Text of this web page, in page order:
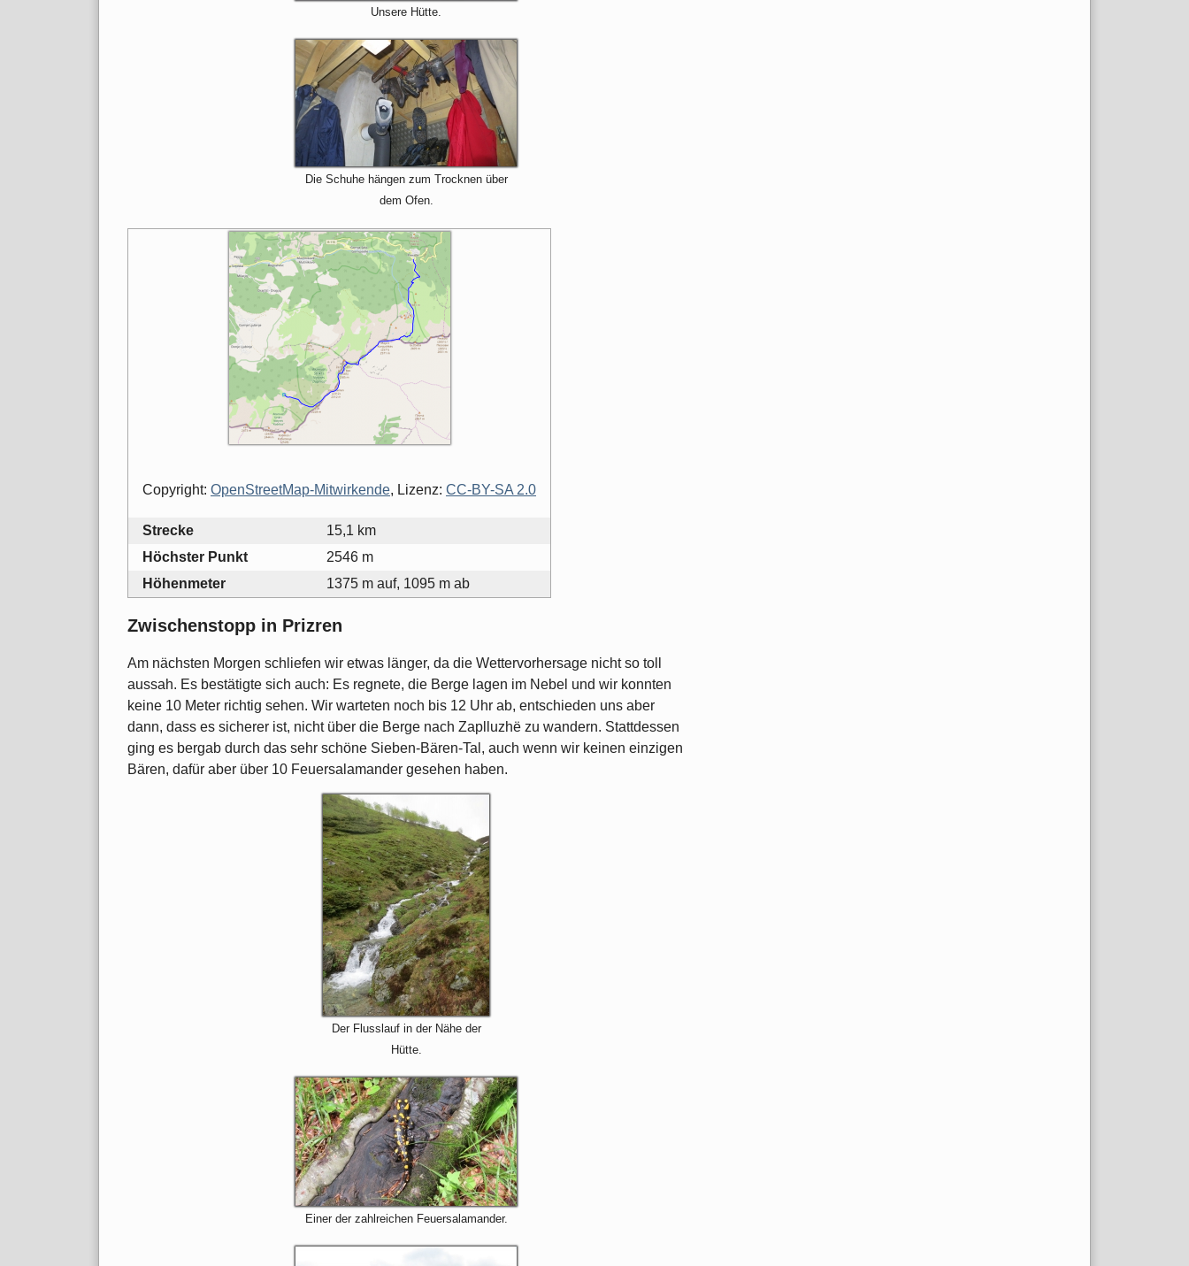
Unsere Hütte.
Die Schuhe hängen zum Trocknen über
dem Ofen.
Copyright: OpenStreetMap-Mitwirkende, Lizenz: CC-BY-SA 2.0
Strecke
15,1 km
Höchster Punkt
2546 m
Höhenmeter
1375 m auf, 1095 m ab
Zwischenstopp in Prizren
Am nächsten Morgen schliefen wir etwas länger, da die Wettervorhersage nicht so toll
aussah. Es bestätigte sich auch: Es regnete, die Berge lagen im Nebel und wir konnten
keine 10 Meter richtig sehen. Wir warteten noch bis 12 Uhr ab, entschieden uns aber
dann, dass es sicherer ist, nicht über die Berge nach Zaplluzhë zu wandern. Stattdessen
ging es bergab durch das sehr schöne Sieben-Bären-Tal, auch wenn wir keinen einzigen
Bären, dafür aber über 10 Feuersalamander gesehen haben.
Der Flusslauf in der Nähe der
Hütte.
Einer der zahlreichen Feuersalamander.